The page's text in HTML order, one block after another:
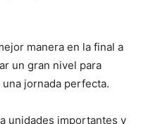
manera en la final a
un gran nivel para
jornada perfecta.
unidades importantes y